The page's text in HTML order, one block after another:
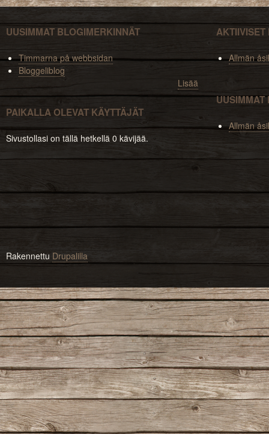
UUSIMMAT BLOGIMERKINNÄT
Timmarna på webbsidan
Bloggeliblog
Lisää
PAIKALLA OLEVAT KÄYTTÄJÄT
Sivustollasi on tällä hetkellä 0 kävijää.
AKTIIVISET
Allmän
UUSIMMAT
Allmän
Rakennettu Drupalilla